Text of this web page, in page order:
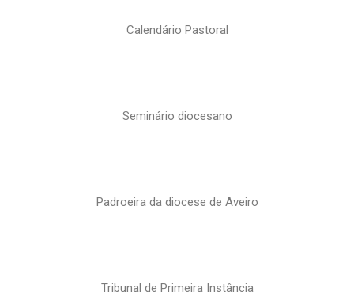
Calendário Pastoral
Seminário diocesano
Padroeira da diocese de Aveiro
Tribunal de Primeira Instância